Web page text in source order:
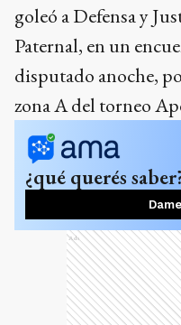
goleó a Defensa y
Paternal, en un
disputado anoche,
zona A del torneo
¿qué querés
Ads